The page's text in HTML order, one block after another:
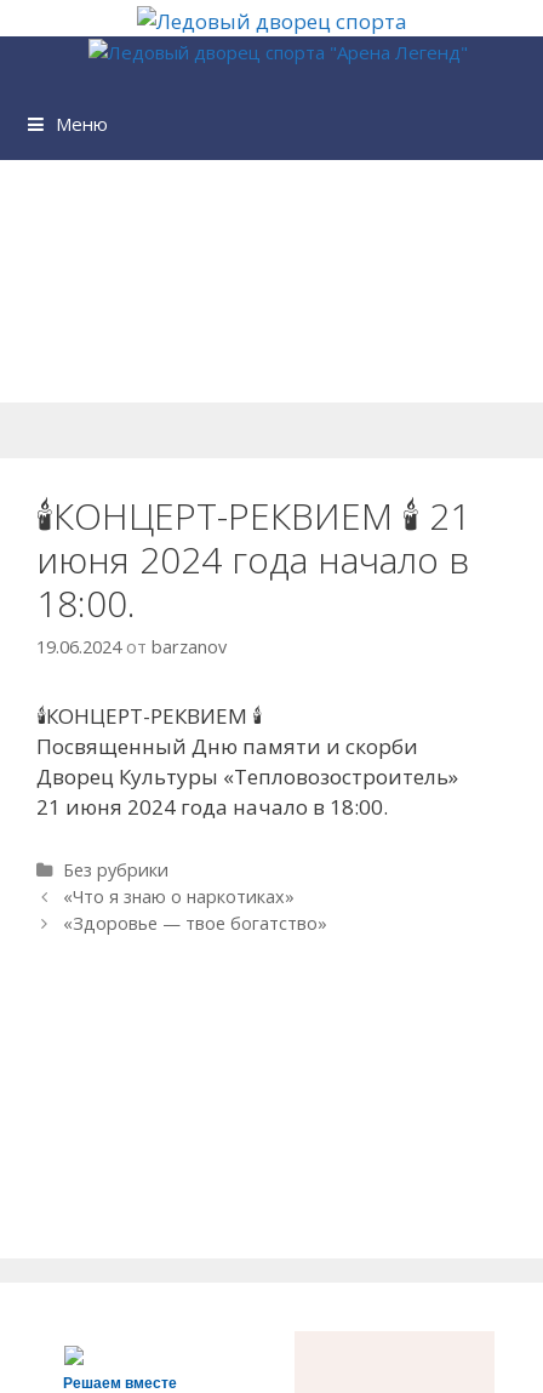
Перейти
содержимому
Меню
🕯КОНЦЕРТ-РЕКВИЕМ 🕯 21
июня 2024 года начало в
18:00.
19.06.2024 от barzanov
🕯КОНЦЕРТ-РЕКВИЕМ 🕯
Посвященный Дню памяти и скорби
Дворец Культуры «Тепловозостроитель»
21 июня 2024 года начало в 18:00.
Рубрики
Без рубрики
Навигация
записи
«Что я знаю о наркотиках»
«Здоровье — твое богатство»
Решаем вместе